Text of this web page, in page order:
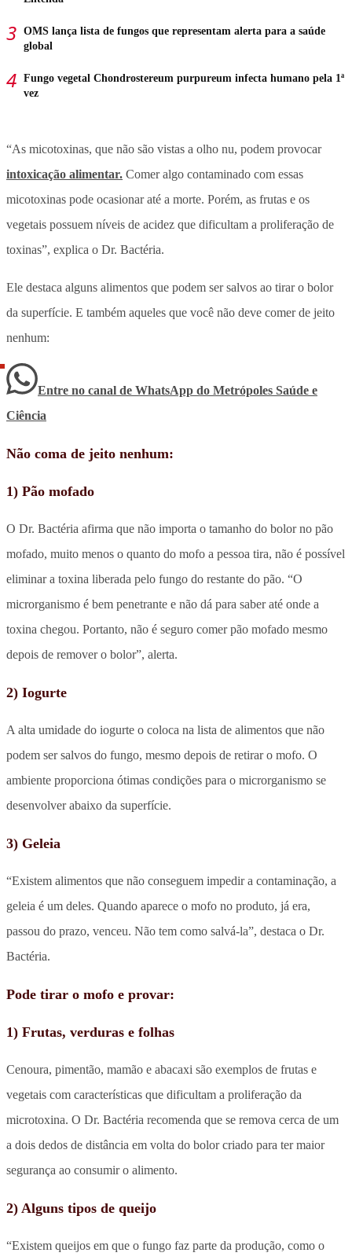
OMS lança lista de fungos que representam alerta para a saúde
global
Fungo vegetal Chondrostereum purpureum infecta humano pela 1ª
vez
“As micotoxinas, que não são vistas a olho nu, podem provocar
intoxicação alimentar. Comer algo contaminado com essas
micotoxinas pode ocasionar até a morte. Porém, as frutas e os
vegetais possuem níveis de acidez que dificultam a proliferação de
toxinas”, explica o Dr. Bactéria.
Ele destaca alguns alimentos que podem ser salvos ao tirar o bolor
da superfície. E também aqueles que você não deve comer de jeito
nenhum:
Entre no canal de WhatsApp do Metrópoles Saúde e
Ciência
Não coma de jeito nenhum:
1) Pão mofado
O Dr. Bactéria afirma que não importa o tamanho do bolor no pão
mofado, muito menos o quanto do mofo a pessoa tira, não é possível
eliminar a toxina liberada pelo fungo do restante do pão. “O
microrganismo é bem penetrante e não dá para saber até onde a
toxina chegou. Portanto, não é seguro comer pão mofado mesmo
depois de remover o bolor”, alerta.
2) Iogurte
A alta umidade do iogurte o coloca na lista de alimentos que não
podem ser salvos do fungo, mesmo depois de retirar o mofo. O
ambiente proporciona ótimas condições para o microrganismo se
desenvolver abaixo da superfície.
3) Geleia
“Existem alimentos que não conseguem impedir a contaminação, a
geleia é um deles. Quando aparece o mofo no produto, já era,
passou do prazo, venceu. Não tem como salvá-la”, destaca o Dr.
Bactéria.
Pode tirar o mofo e provar:
1) Frutas, verduras e folhas
Cenoura, pimentão, mamão e abacaxi são exemplos de frutas e
vegetais com características que dificultam a proliferação da
microtoxina. O Dr. Bactéria recomenda que se remova cerca de um
a dois dedos de distância em volta do bolor criado para ter maior
segurança ao consumir o alimento.
2) Alguns tipos de queijo
“Existem queijos em que o fungo faz parte da produção, como o